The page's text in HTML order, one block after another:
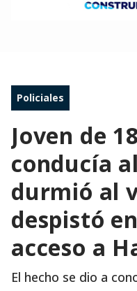
Policiales
Joven de
conducía
durmió al
despistó
acceso a
El hecho se dio a